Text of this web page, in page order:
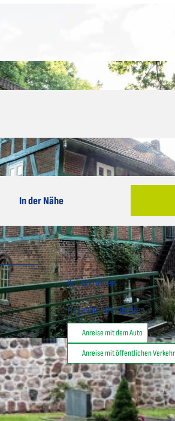
Trykwoski | CC-BY
In der Nähe
Kontaktdaten
Hagen im Bremischen
Anreise mit dem Auto
Anreise mit öffentlichen